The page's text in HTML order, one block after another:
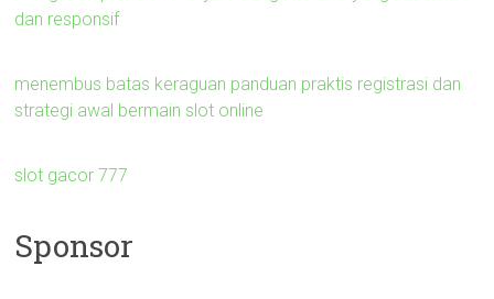
dan responsif
menembus batas keraguan panduan praktis registrasi dan
strategi awal bermain slot online
slot gacor 777
Sponsor